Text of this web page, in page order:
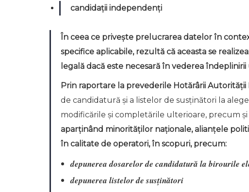
candidații independenți
În ceea ce privește prelucrarea datelor în
specifice aplicabile, rezultă că aceasta se
legală dacă este necesară în vederea
Prin raportare la prevederile Hotărârii
de candidatură și a listelor de susținători la
modificările și completările ulterioare, precum și
aparținând minorităților naționale, alianțele
în calitate de operatori, în scopuri, precum:
depunerea dosarelor de candidatură la birourile
depunerea listelor de susținători